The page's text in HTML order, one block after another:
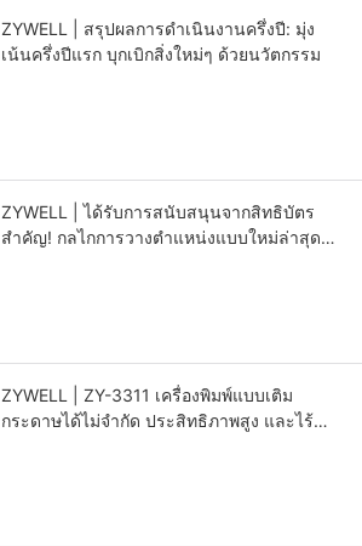
ZYWELL | สรุปผลการดำเนินงานครึ่งปี: มุ่ง
เน้นครึ่งปีแรก บุกเบิกสิ่งใหม่ๆ ด้วยนวัตกรรม
ZYWELL | ได้รับการสนับสนุนจากสิทธิบัตร
สำคัญ! กลไกการวางตำแหน่งแบบใหม่ล่าสุด
ZYWELL | ZY-3311 เครื่องพิมพ์แบบเติม
กระดาษได้ไม่จำกัด ประสิทธิภาพสูง และไร้